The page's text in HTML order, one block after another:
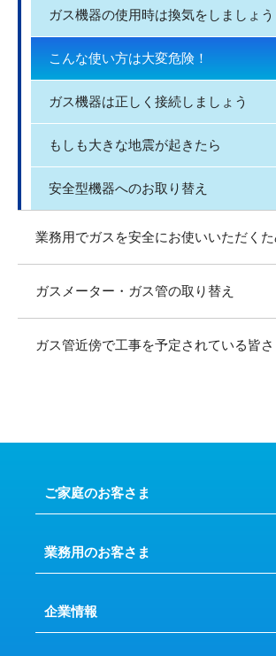
ガス機器の使用時は換気をしましょう
こんな使い方は大変危険！
ガス機器は正しく接続しましょう
もしも大きな地震が起きたら
安全型機器へのお取り替え
業務用でガスを安全にお使いいただく
ガスメーター・ガス管の取り替え
ガス管近傍で工事を予定されている皆
ご家庭のお客さま
業務用のお客さま
企業情報